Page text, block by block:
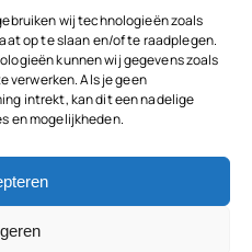
wij technologieën zoals
op te slaan en/of te raadplegen.
kunnen wij gegevens zoals
verwerken. Als je geen
intrekt, kan dit een nadelige
en mogelijkheden.
|KvK: 78187591
|Disclaimer | Copyright |